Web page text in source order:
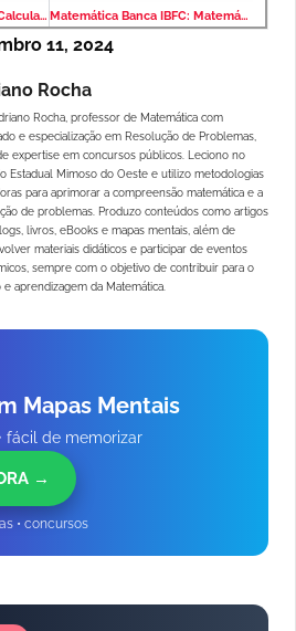
Payback: O Que é, Como Calcular e Sua Importância Para Avaliar Investimentos Matemática Banca IBFC: Matemática Financeira – Questão Comentada
11, 2024
Rocha
Rocha, professor de Matemática com
e especialização em Resolução de Problemas,
expertise em concursos públicos. Leciono no
Estadual Mimoso do Oeste e utilizo metodologias
para aprimorar a compreensão matemática e a
de problemas. Produzo conteúdos como artigos
livros, eBooks e mapas mentais, além de
materiais didáticos e participar de eventos
sempre com o objetivo de contribuir para o
e aprendizagem da Matemática.
Mapas Mentais
fácil de memorizar
→
• concursos